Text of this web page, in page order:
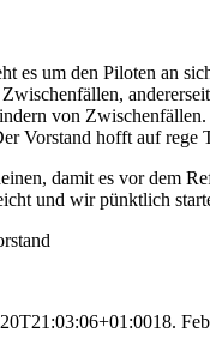
es um den Piloten an
von
Vorstand hofft auf rege
damit es vor dem
und wir pünktlich
18.